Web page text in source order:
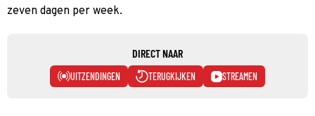
zeven dagen per week.
DIRECT NAAR
UITZENDINGEN TERUGKIJKEN STREAMEN